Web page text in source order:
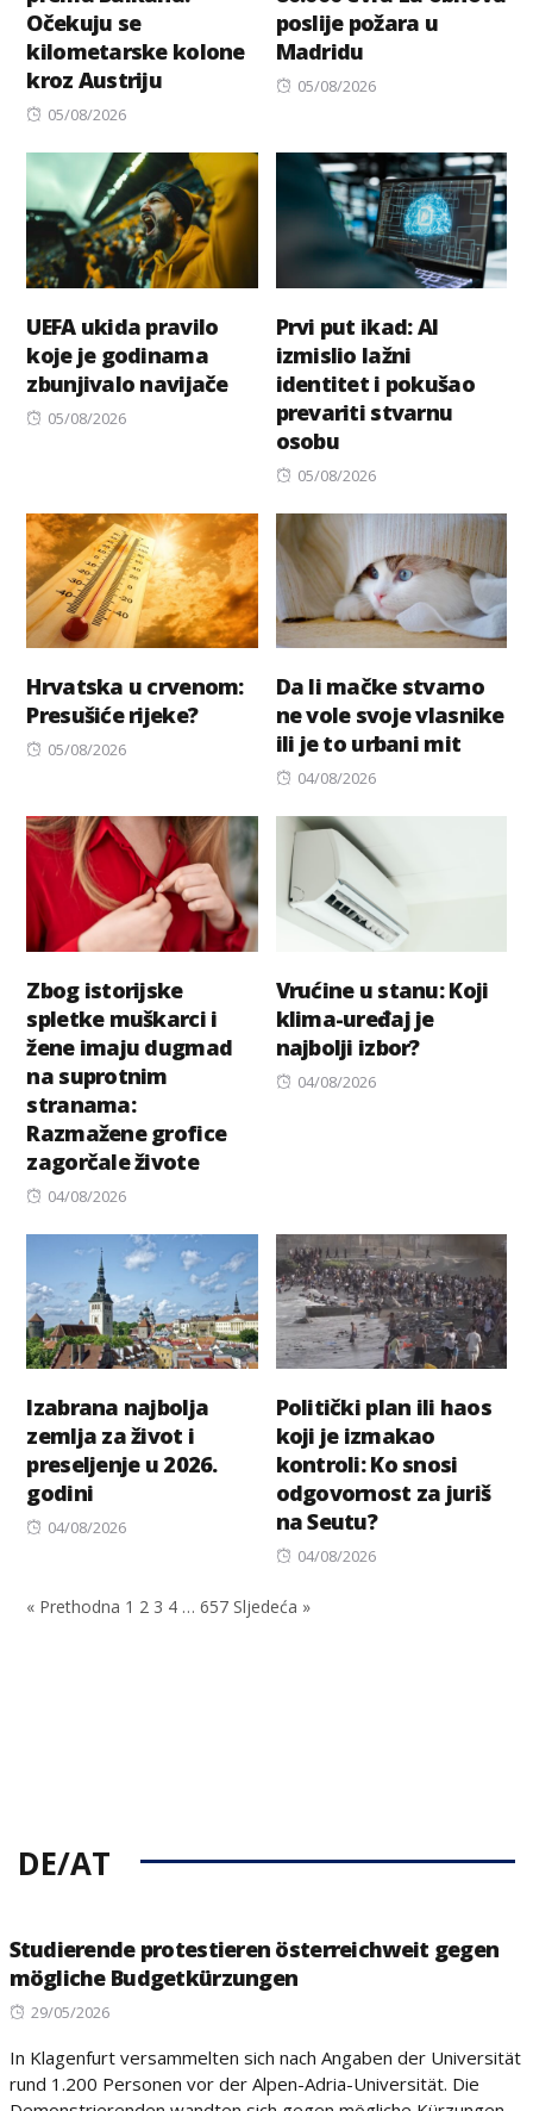
Očekuju se
kilometarske kolone
kroz Austriju
Posted
05/08/2026
poslije požara u
Madridu
Posted
05/08/2026
UEFA ukida pravilo
koje je godinama
zbunjivalo navijače
Posted
05/08/2026
Prvi put ikad: AI
izmislio lažni
identitet i pokušao
prevariti stvarnu
osobu
Posted
05/08/2026
Hrvatska u crvenom:
Presušiće rijeke?
Posted
05/08/2026
Da li mačke stvarno
ne vole svoje vlasnike
ili je to urbani mit
Posted
04/08/2026
Zbog istorijske
spletke muškarci i
žene imaju dugmad
na suprotnim
stranama:
Razmažene grofice
zagorčale živote
Posted
04/08/2026
Vrućine u stanu: Koji
klima-uređaj je
najbolji izbor?
Posted
04/08/2026
Izabrana najbolja
zemlja za život i
preseljenje u 2026.
godini
Posted
04/08/2026
Politički plan ili haos
koji je izmakao
kontroli: Ko snosi
odgovornost za juriš
na Seutu?
Posted
04/08/2026
« Prethodna 1 2 3 4 … 657 Sljedeća »
DE/AT
Studierende protestieren österreichweit gegen
mögliche Budgetkürzungen
Posted
29/05/2026
In Klagenfurt versammelten sich nach Angaben der Universität
rund 1.200 Personen vor der Alpen-Adria-Universität. Die